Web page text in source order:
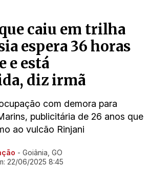
caiu em trilha
espera 36 horas
e está
diz irmã
com demora para
publicitária de 26 anos que
ao vulcão Rinjani
- Goiânia, GO
22/06/2025 8:45